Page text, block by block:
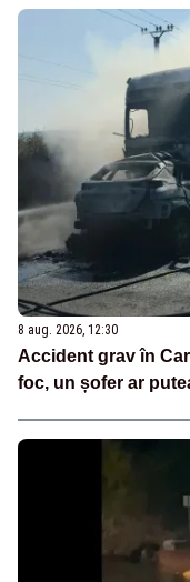
8 aug. 2026, 12:30
Accident grav în
foc, un șofer ar